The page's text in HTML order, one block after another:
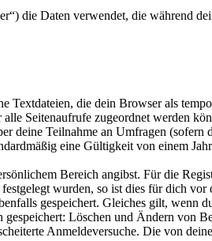
die Daten verwendet, die während
die dein Browser als
Seitenaufrufe zugeordnet werden
deine Teilnahme an Umfragen (sofern
eine Gültigkeit von einem
Bereich angibst. Für die
wurden, so ist dies für dich vor
gespeichert. Gleiches gilt, wenn
Löschen und Ändern von
Anmeldeversuche. Die von